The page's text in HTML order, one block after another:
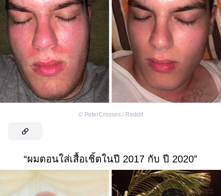
© PeterCrosses / Reddit
“ผมตอนใส่เสื้อเชิ้ตในปี 2017 กับ ปี 2020”